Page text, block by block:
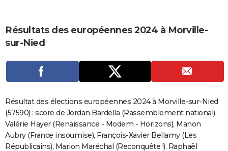
CARTE DE VOEUX
Carte de Noël
Carte Bonne année
Carte Saint-Valentin
Carte Pâques
Carte d'anniversaire
Dictionnaire
Biographies
Expressions
Proverbes
PROGRAMME TV
S'inscrire
Se connecter
Lycées
Collèges
Primaires
Universités
Entreprises
Service militaire
Avis de recherche
AVIS DE DÉCÈS
FORUM
Résultats des européennes 2024 à Morville-
sur-Nied
Résultat des élections européennes 2024 à Morville-sur-Nied
(57590) : score de Jordan Bardella (Rassemblement national),
Valérie Hayer (Renaissance - Modem - Horizons), Manon
Aubry (France insoumise), François-Xavier Bellamy (Les
Républicains), Marion Maréchal (Reconquête !), Raphaël